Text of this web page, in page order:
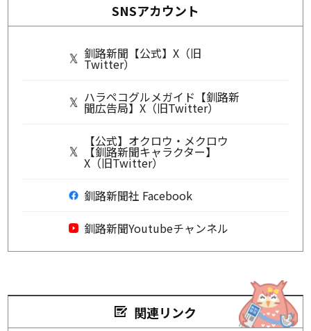
SNSアカウント
釧路新聞【公式】X（旧
Twitter）
ハラペコグルメガイド【釧路新
聞広告局】X（旧Twitter）
【公式】オクロウ・メクロウ
【釧路新聞キャラクター】
X（旧Twitter）
釧路新聞社 Facebook
釧路新聞Youtubeチャンネル
関連リンク